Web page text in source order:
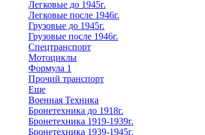
Легковые до 1945г.
Легковые после 1946г.
Грузовые до 1945г.
Грузовые после 1946г.
Спецтранспорт
Мотоциклы
Формула 1
Прочий транспорт
Еще
Военная Техника
Бронетехника до 1918г.
Бронетехника 1919-1939г.
Бронетехника 1939-1945г.